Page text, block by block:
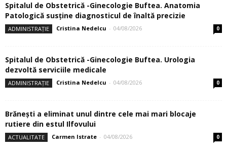
Spitalul de Obstetrică -Ginecologie Buftea. Anatomia
Patologică susţine diagnosticul de înaltă precizie
ADMINISTRAȚIE Cristina Nedelcu - 04/08/2026 0
Spitalul de Obstetrică -Ginecologie Buftea. Urologia
dezvoltă serviciile medicale
ADMINISTRAȚIE Cristina Nedelcu - 04/08/2026 0
Brănești a eliminat unul dintre cele mai mari blocaje
rutiere din estul Ilfovului
ACTUALITATE Carmen Istrate - 04/08/2026 0